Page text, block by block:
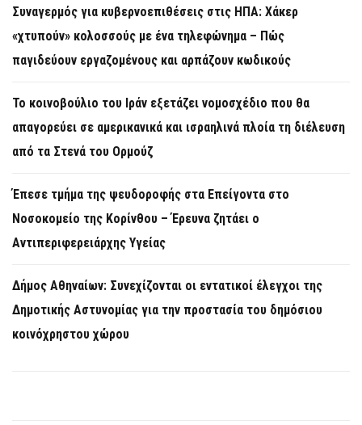
Συναγερμός για κυβερνοεπιθέσεις στις ΗΠΑ: Χάκερ
«χτυπούν» κολοσσούς με ένα τηλεφώνημα – Πώς
παγιδεύουν εργαζομένους και αρπάζουν κωδικούς
Το κοινοβούλιο του Ιράν εξετάζει νομοσχέδιο που θα
απαγορεύει σε αμερικανικά και ισραηλινά πλοία τη διέλευση
από τα Στενά του Ορμούζ
Έπεσε τμήμα της ψευδοροφής στα Επείγοντα στο
Νοσοκομείο της Κορίνθου – Έρευνα ζητάει ο
Αντιπεριφερειάρχης Υγείας
Δήμος Αθηναίων: Συνεχίζονται οι εντατικοί έλεγχοι της
Δημοτικής Αστυνομίας για την προστασία του δημόσιου
κοινόχρηστου χώρου